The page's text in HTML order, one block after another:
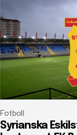
Fotboll
Syrianska